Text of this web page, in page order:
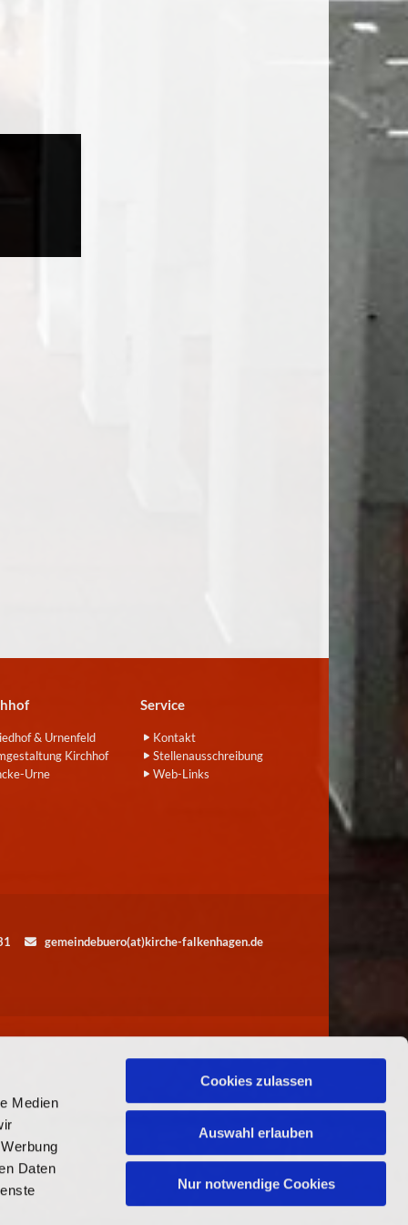
Medien
Daten
Cookies zulassen
Auswahl erlauben
Nur notwendige Cookies
& Urnenfeld
Kirchhof
Urne
Service
Kontakt
Stellenausschreibung
Web-Links
 gemeindebuero(at)kirche-falkenhagen.de